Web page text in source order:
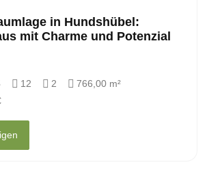
in Hundshübel:
mit Charme und Potenzial
12 2
766,00 m²